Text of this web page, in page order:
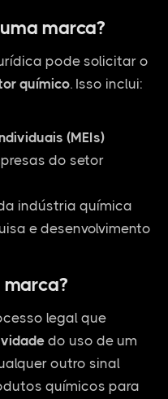
marca?
pode solicitar o
químico. Isso inclui:
(MEIs)
do setor
indústria química
e desenvolvimento
legal que
do uso de um
outro sinal
químicos para